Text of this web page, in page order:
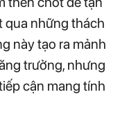
qua những thách
này tạo ra mảnh
trưởng, nhưng
cận mang tính